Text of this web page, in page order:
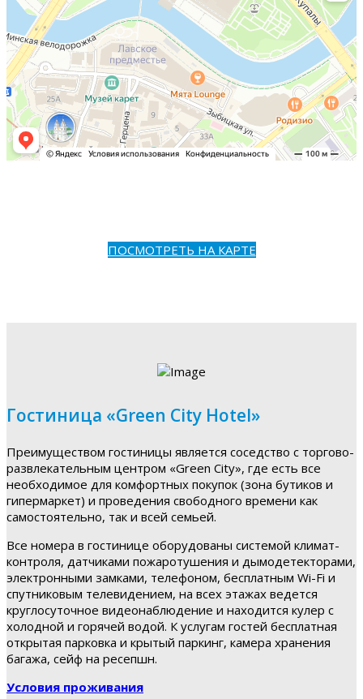
ПОСМОТРЕТЬ НА КАРТЕ
Гостиница «Green City Hotel»
Преимуществом гостиницы является соседство с торгово-
развлекательным центром «Green City», где есть все
необходимое для комфортных покупок (зона бутиков и
гипермаркет) и проведения свободного времени как
самостоятельно, так и всей семьей.
Все номера в гостинице оборудованы системой климат-
контроля, датчиками пожаротушения и дымодетекторами,
электронными замками, телефоном, бесплатным Wi-Fi и
спутниковым телевидением, на всех этажах ведется
круглосуточное видеонаблюдение и находится кулер с
холодной и горячей водой. К услугам гостей бесплатная
открытая парковка и крытый паркинг, камера хранения
багажа, сейф на ресепшн.
Условия проживания